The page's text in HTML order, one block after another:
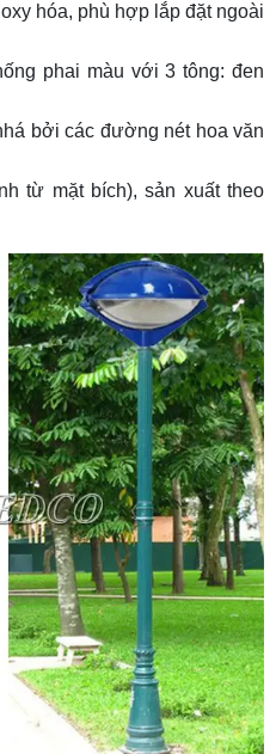
hóa, phù hợp lắp đặt ngoài
phai màu với 3 tông: đen
bởi các đường nét hoa văn
từ mặt bích), sản xuất theo